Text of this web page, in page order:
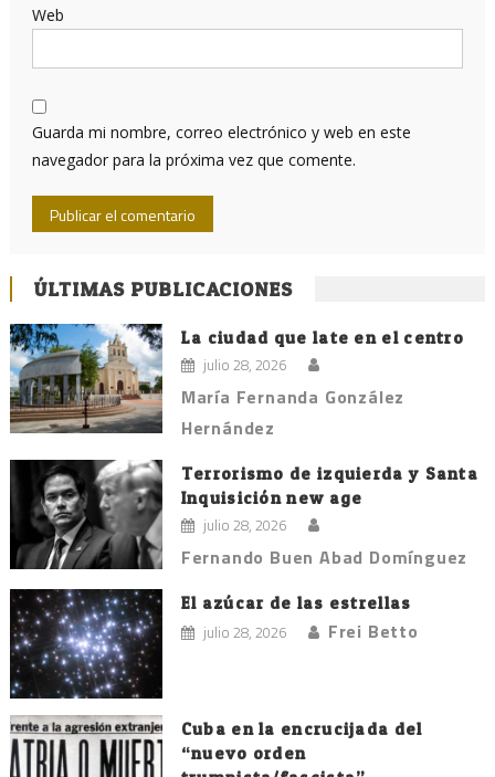
Web
Guarda mi nombre, correo electrónico y web en este
navegador para la próxima vez que comente.
ÚLTIMAS PUBLICACIONES
La ciudad que late en el centro
julio 28, 2026
María Fernanda González
Hernández
Terrorismo de izquierda y Santa
Inquisición new age
julio 28, 2026
Fernando Buen Abad Domínguez
El azúcar de las estrellas
julio 28, 2026 Frei Betto
Cuba en la encrucijada del
“nuevo orden